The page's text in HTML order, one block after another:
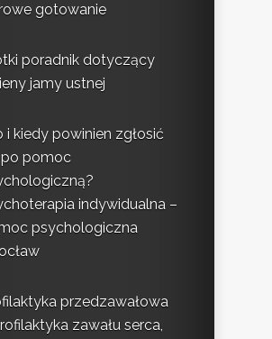
gotowanie
poradnik dotyczący
jamy ustnej
i kiedy powinien zgłosić
po pomoc
indywidualna –
psychologiczna
przedzawałowa
zawału serca,